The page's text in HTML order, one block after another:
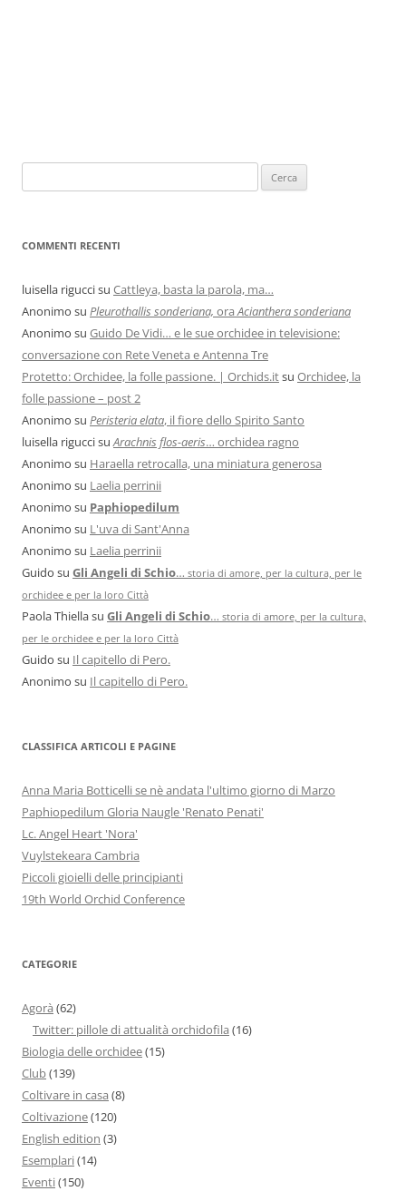
COMMENTI RECENTI
luisella riguccisu Cattleya, basta la parola, ma…
Anonimo su Pleurothallis sonderiana, oraAcianthera sonderiana
Anonimo su Guido De Vidi… e le sue orchidee in televisione:
conversazione con Rete Veneta e Antenna Tre
Protetto: Orchidee, la folle passione. | Orchids.itsu Orchidee, la
folle passione – post 2
Anonimo su Peristeria elata, il fiore dello Spirito Santo
luisella riguccisuArachnis flos-aeris… orchidea ragno
Anonimo su Haraella retrocalla, una miniatura generosa
Anonimo su Laelia perrinii
Anonimo su Paphiopedilum
Anonimo su L'uva di Sant'Anna
Anonimo su Laelia perrinii
Guido su Gli Angeli di Schio… storia di amore, per la cultura, per le
orchidee e per la loro Città
Paola Thiellasu Gli Angeli di Schio… storia di amore, per la cultura,
per le orchidee e per la loro Città
Guido su Il capitello di Pero.
Anonimo su Il capitello di Pero.
CLASSIFICA ARTICOLI E PAGINE
Anna Maria Botticelli se nè andata l'ultimo giorno di Marzo
Paphiopedilum Gloria Naugle 'Renato Penati'
Lc. Angel Heart 'Nora'
Vuylstekeara Cambria
Piccoli gioielli delle principianti
19th World Orchid Conference
CATEGORIE
Agorà (62)
Twitter: pillole di attualità orchidofila (16)
Biologia delle orchidee(15)
Club(139)
Coltivare in casa (8)
Coltivazione(120)
English edition (3)
Esemplari(14)
Eventi(150)